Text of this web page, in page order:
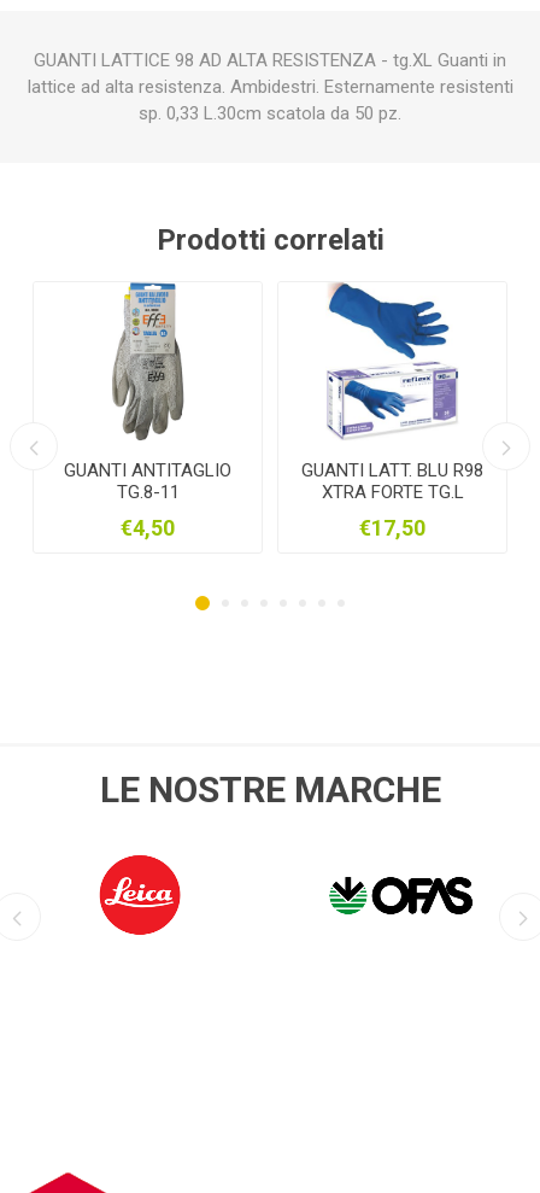
GUANTI LATTICE 98 AD ALTA RESISTENZA - tg.XL Guanti in
lattice ad alta resistenza. Ambidestri. Esternamente resistenti
sp. 0,33 L.30cm scatola da 50 pz.
Prodotti correlati
ANTITAGLIO
GUANTI LATT. BLU R98
XTRA FORTE TG.L
GUANTI
LE NOSTRE MARCHE